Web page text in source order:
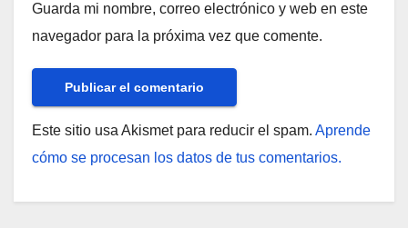
Guarda mi nombre, correo electrónico y web en este
navegador para la próxima vez que comente.
Este sitio usa Akismet para reducir el spam. Aprende
cómo se procesan los datos de tus comentarios.